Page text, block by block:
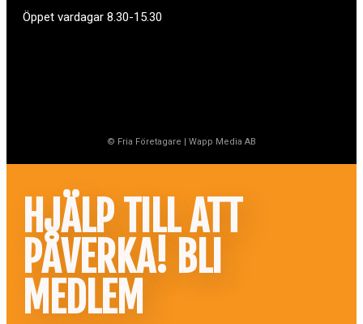
Öppet vardagar 8.30-15.30
© Fria Företagare | Wapp Media AB
HJÄLP TILL ATT
PÅVERKA! BLI
MEDLEM